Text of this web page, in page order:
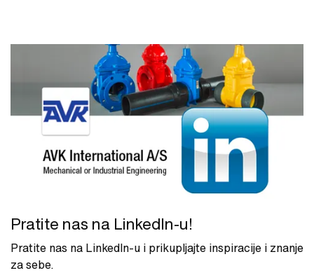
Pratite nas na LinkedIn-u!
Pratite nas na LinkedIn-u i prikupljajte inspiracije i znanje
za sebe.